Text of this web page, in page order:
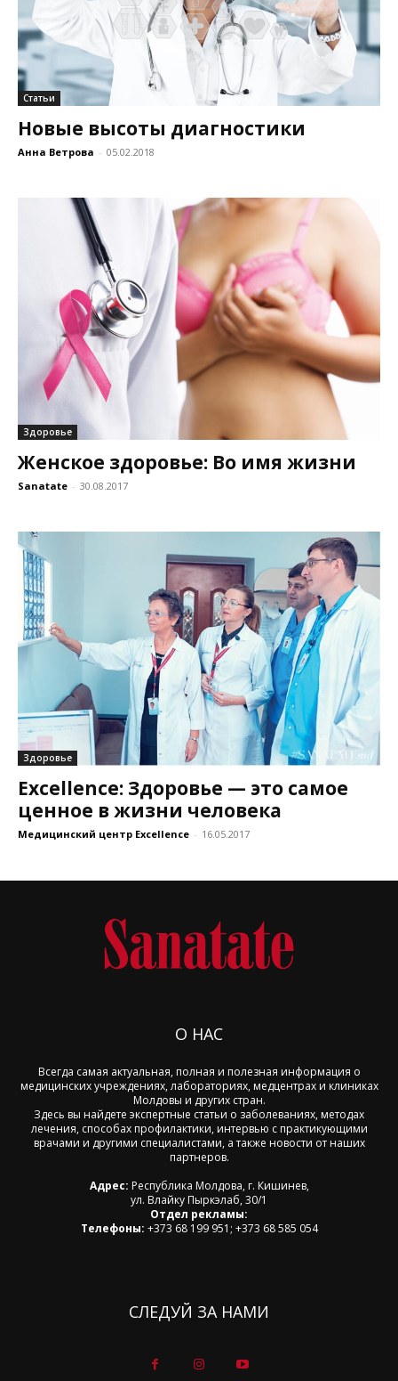
Статьи
Новые высоты диагностики
Анна Ветрова - 05.02.2018
Здоровье
Женское здоровье: Во имя жизни
Sanatate - 30.08.2017
Здоровье
Excellence: Здоровье — это самое
ценное в жизни человека
Медицинский центр Excellence - 16.05.2017
О НАС
Всегда самая актуальная, полная и полезная информация о
медицинских учреждениях, лабораториях, медцентрах и клиниках
Молдовы и других стран.
Здесь вы найдете экспертные статьи о заболеваниях, методах
лечения, способах профилактики, интервью с практикующими
врачами и другими специалистами, а также новости от наших
партнеров.
Адрес: Республика Молдова, г. Кишинев,
ул. Влайку Пыркэлаб, 30/1
Отдел рекламы:
Телефоны: +373 68 199 951; +373 68 585 054
СЛЕДУЙ ЗА НАМИ